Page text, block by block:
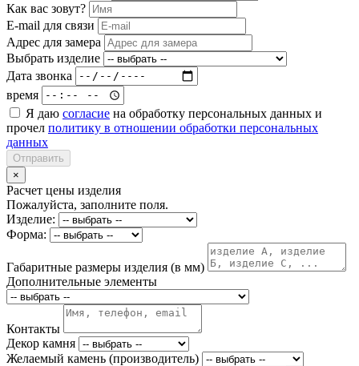
Как вас зовут?
E-mail для связи
Адрес для замера
Выбрать изделие
Дата звонка
время
Я даю согласие на обработку персональных данных и
прочел политику в отношении обработки персональных
данных
Отправить
×
Расчет цены изделия
Пожалуйста, заполните поля.
Изделие:
Форма:
Габаритные размеры изделия (в мм)
Дополнительные элементы
Контакты
Декор камня
Желаемый камень (производитель)